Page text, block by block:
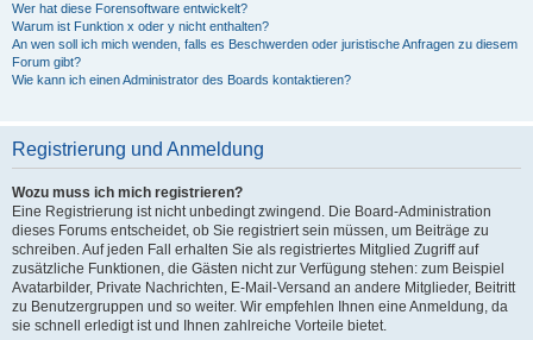
Wer hat diese Forensoftware entwickelt?
Warum ist Funktion x oder y nicht enthalten?
An wen soll ich mich wenden, falls es Beschwerden oder juristische Anfragen zu diesem
Forum gibt?
Wie kann ich einen Administrator des Boards kontaktieren?
Registrierung und Anmeldung
Wozu muss ich mich registrieren?
Eine Registrierung ist nicht unbedingt zwingend. Die Board-Administration
dieses Forums entscheidet, ob Sie registriert sein müssen, um Beiträge zu
schreiben. Auf jeden Fall erhalten Sie als registriertes Mitglied Zugriff auf
zusätzliche Funktionen, die Gästen nicht zur Verfügung stehen: zum Beispiel
Avatarbilder, Private Nachrichten, E-Mail-Versand an andere Mitglieder, Beitritt
zu Benutzergruppen und so weiter. Wir empfehlen Ihnen eine Anmeldung, da
sie schnell erledigt ist und Ihnen zahlreiche Vorteile bietet.